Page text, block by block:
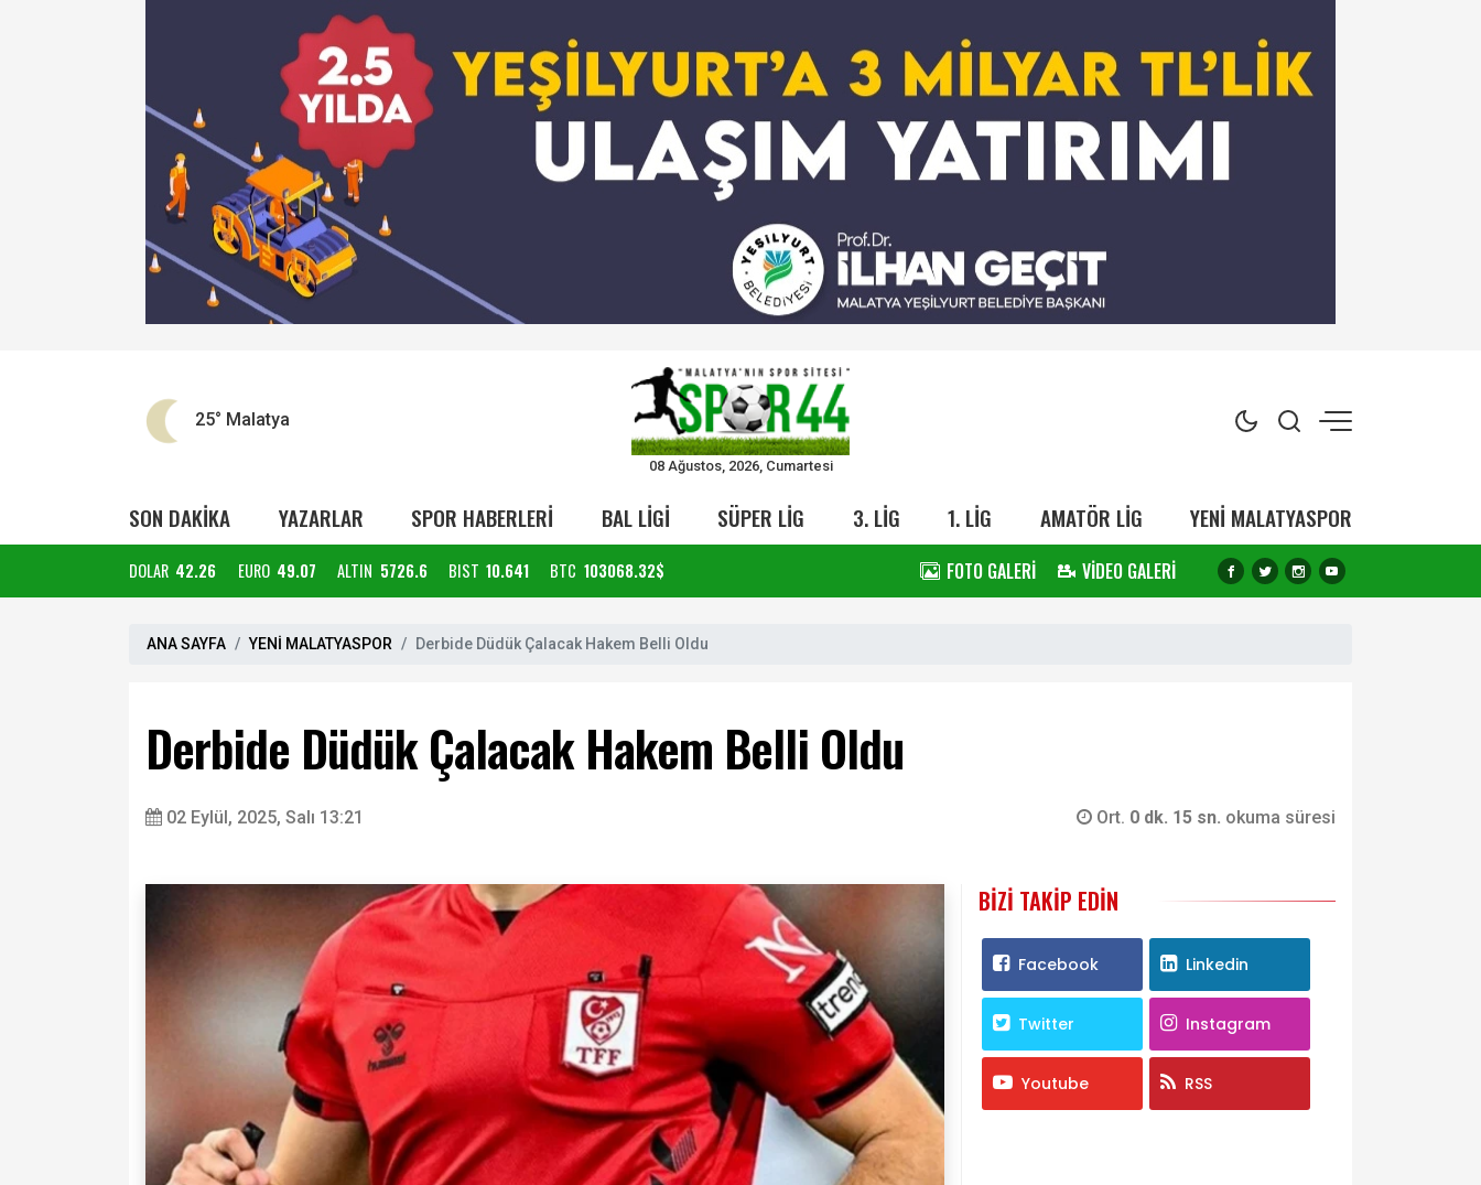
25° Malatya
08 Ağustos, 2026, Cumartesi
SON DAKİKA YAZARLAR SPOR HABERLERİ BAL LİGİ SÜPER LİG 3. LİG 1. LİG AMATÖR LİG YENİ MALATYASPOR
DOLAR 42.26 EURO 49.07 ALTIN 5726.6 BIST 10.641 BTC 103068.32$ FOTO GALERİ VİDEO GALERİ
ANA SAYFA YENİ MALATYASPOR Derbide Düdük Çalacak Hakem Belli Oldu
Derbide Düdük Çalacak Hakem Belli Oldu
02 Eylül, 2025, Salı 13:21 Ort. 0 dk. 15 sn. okuma süresi
BIZI TAKIP EDIN
Facebook Linkedin
Twitter Instagram
Youtube RSS